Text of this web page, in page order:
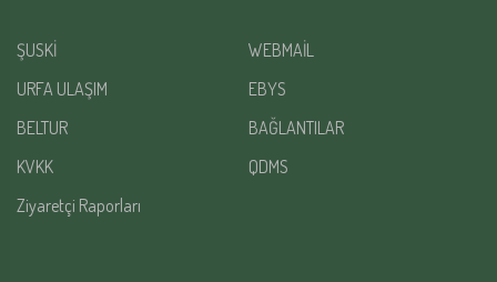
ŞUSKİ
WEBMAİL
URFA ULAŞIM
EBYS
BELTUR
BAĞLANTILAR
KVKK
QDMS
Ziyaretçi Raporları